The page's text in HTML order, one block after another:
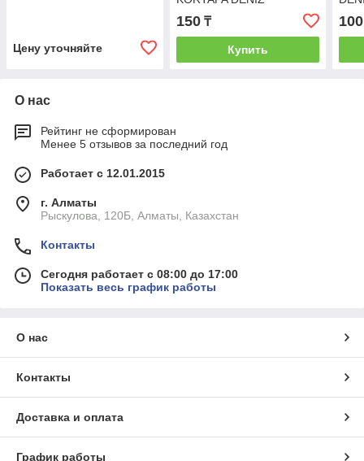
Цену уточняйте
150₸
Купить
100
О нас
Рейтинг не сформирован
Менее 5 отзывов за последний год
Работает с 12.01.2015
г. Алматы
Рыскулова, 120Б, Алматы, Казахстан
Контакты
Сегодня работает с 08:00 до 17:00
Показать весь график работы
О нас
Контакты
Доставка и оплата
График работы